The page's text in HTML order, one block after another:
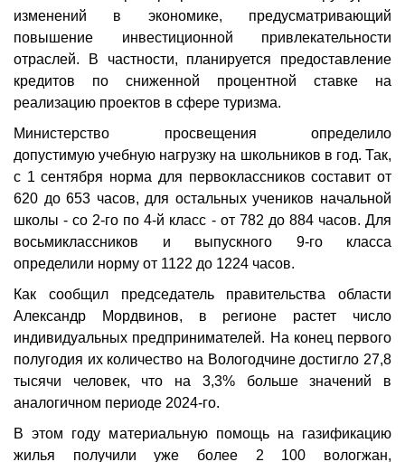
изменений в экономике, предусматривающий
повышение инвестиционной привлекательности
отраслей. В частности, планируется предоставление
кредитов по сниженной процентной ставке на
реализацию проектов в сфере туризма.
Министерство просвещения определило
допустимую учебную нагрузку на школьников в год. Так,
с 1 сентября норма для первоклассников составит от
620 до 653 часов, для остальных учеников начальной
школы - со 2-го по 4-й класс - от 782 до 884 часов. Для
восьмиклассников и выпускного 9-го класса
определили норму от 1122 до 1224 часов.
Как сообщил председатель правительства области
Александр Мордвинов, в регионе растет число
индивидуальных предпринимателей. На конец первого
полугодия их количество на Вологодчине достигло 27,8
тысячи человек, что на 3,3% больше значений в
аналогичном периоде 2024-го.
В этом году материальную помощь на газификацию
жилья получили уже более 2 100 вологжан,